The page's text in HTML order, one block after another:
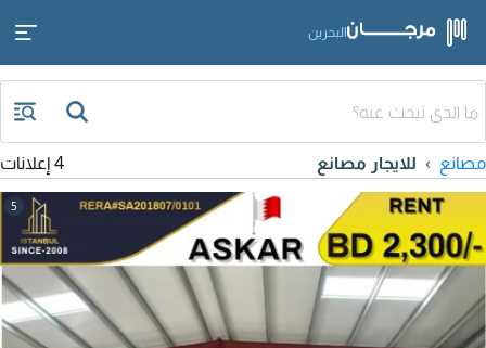
البحرين
مصانع للايجار مصانع 4 إعلانات
5